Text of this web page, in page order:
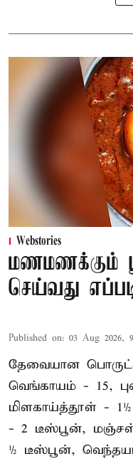
Webstories
மணமணக்கும்
செய்வது
Published on: 03 Aug 2026,
தேவையான
வெங்காயம் - 15,
மிளகாய்த்தூள் -
- 2 டீஸ்பூன்,
½ டீஸ்பூன்,